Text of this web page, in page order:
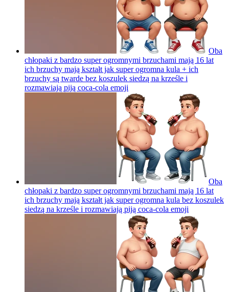
Oba
chłopaki z bardzo super ogromnymi brzuchami mają 16 lat
ich brzuchy mają kształt jak super ogromna kula + ich
brzuchy są twarde bez koszulek siedzą na krześle i
rozmawiają piją coca-cola emoji
Oba
chłopaki z bardzo super ogromnymi brzuchami mają 16 lat
ich brzuchy mają kształt jak super ogromna kula bez koszulek
siedzą na krześle i rozmawiają piją coca-cola emoji